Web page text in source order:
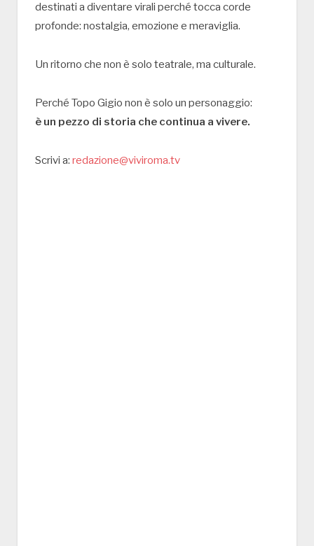
destinati a diventare virali perché tocca corde
profonde: nostalgia, emozione e meraviglia.
Un ritorno che non è solo teatrale, ma culturale.
Perché Topo Gigio non è solo un personaggio:
è un pezzo di storia che continua a vivere.
Scrivi a: redazione@viviroma.tv